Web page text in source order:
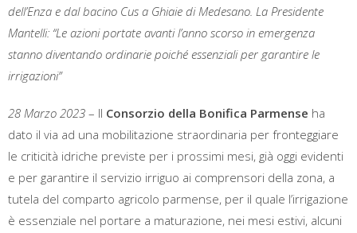
dell’Enza e dal bacino Cus a Ghiaie di Medesano. La Presidente
Mantelli: “Le azioni portate avanti l’anno scorso in emergenza
stanno diventando ordinarie poiché essenziali per garantire le
irrigazioni”
28 Marzo 2023 – Il Consorzio della Bonifica Parmense ha
dato il via ad una mobilitazione straordinaria per fronteggiare
le criticità idriche previste per i prossimi mesi, già oggi evidenti
e per garantire il servizio irriguo ai comprensori della zona, a
tutela del comparto agricolo parmense, per il quale l’irrigazione
è essenziale nel portare a maturazione, nei mesi estivi, alcuni